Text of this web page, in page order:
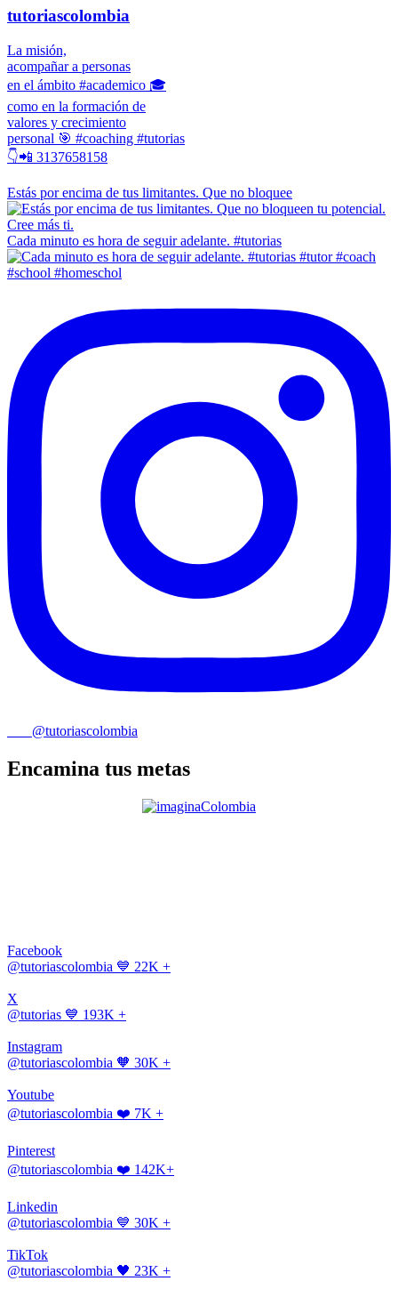
tutoriascolombia
La misión,
acompañar a personas
en el ámbito #academico 🎓
como en la formación de
valores y crecimiento
personal 🎯 #coaching #tutorias
👇📲 3137658158
Estás por encima de tus limitantes. Que no bloquee
Cada minuto es hora de seguir adelante. #tutorias
@tutoriascolombia
Encamina tus metas
Facebook
@tutoriascolombia 💙 22K +
X
@tutorias 💙 193K +
Instagram
@tutoriascolombia 🧡 30K +
Youtube
@tutoriascolombia ❤️ 7K +
Pinterest
@tutoriascolombia ❤️ 142K+
Linkedin
@tutoriascolombia 💙 30K +
TikTok
@tutoriascolombia 🖤 23K +